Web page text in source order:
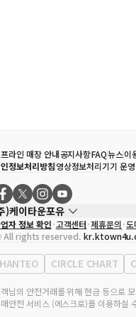
라인 매장 안내공지사항FAQ뉴스이
정보처리방침영상정보처리기기 운
)케이타운포유
자
송효민
업자등록번호
120-87-71116
판매업 신고번호 제2011-서울강남-
표전화
02-552-9855
자 정보 확인 고객센터 제휴문의 도
rights reserved.
HANTEO CIRCLE CHART
님의 안전거래를 위해 현금 등으로
안전 서비스 (에스크로)를 이용하실